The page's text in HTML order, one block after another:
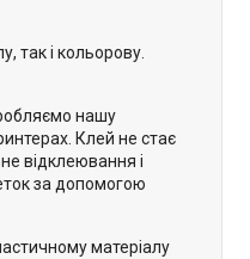
так і кольорову.
нашу
Клей не стає
відклеювання і
за допомогою
матеріалу